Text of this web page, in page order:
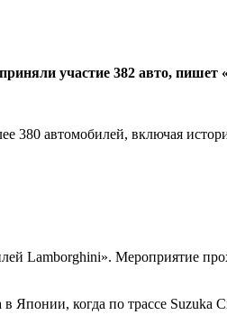
участие 382 авто, пишет
380 автомобилей, включая
Lamborghini». Мероприятие
когда по трассе Suzuka